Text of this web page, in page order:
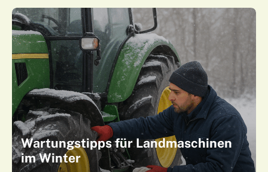
Wartungstipps für Landmaschinen
im Winter